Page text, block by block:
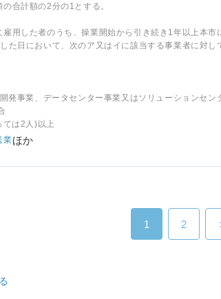
合計額の2分の1とする。
雇用した者のうち、操業開始から引き続き1年以上本
た日において、次のア又はイに該当する事業者に対
発事業、データセンター事業又はソリューションセ
ては2人)以上
業ほか
1 2